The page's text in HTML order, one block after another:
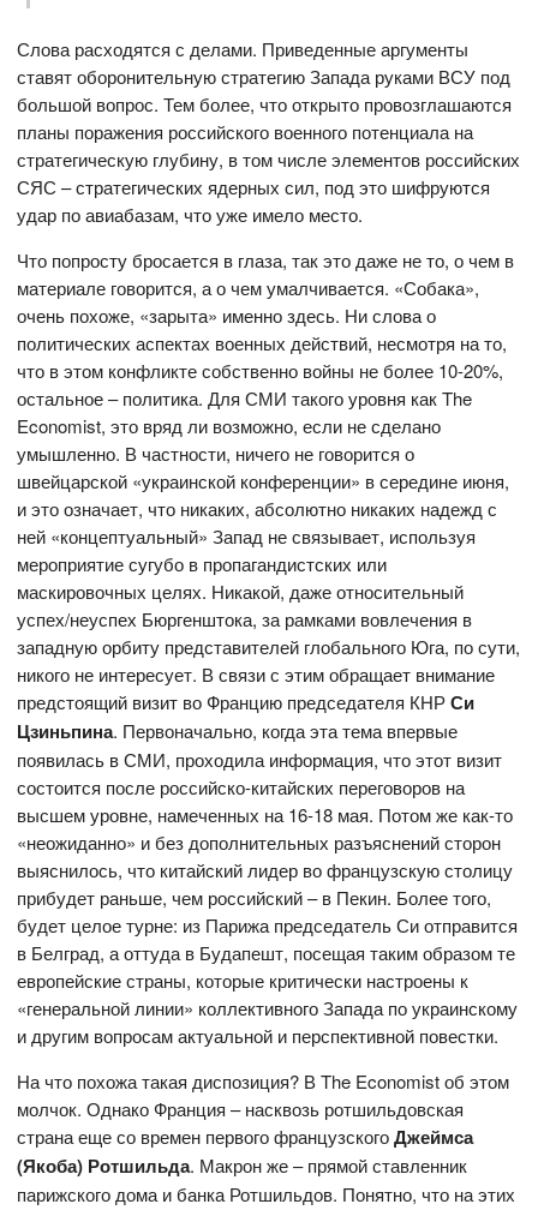
Слова расходятся с делами. Приведенные аргументы
ставят оборонительную стратегию Запада руками ВСУ под
большой вопрос. Тем более, что открыто провозглашаются
планы поражения российского военного потенциала на
стратегическую глубину, в том числе элементов российских
СЯС – стратегических ядерных сил, под это шифруются
удар по авиабазам, что уже имело место.
Что попросту бросается в глаза, так это даже не то, о чем в
материале говорится, а о чем умалчивается. «Собака»,
очень похоже, «зарыта» именно здесь. Ни слова о
политических аспектах военных действий, несмотря на то,
что в этом конфликте собственно войны не более 10-20%,
остальное – политика. Для СМИ такого уровня как The
Economist, это вряд ли возможно, если не сделано
умышленно. В частности, ничего не говорится о
швейцарской «украинской конференции» в середине июня,
и это означает, что никаких, абсолютно никаких надежд с
ней «концептуальный» Запад не связывает, используя
мероприятие сугубо в пропагандистских или
маскировочных целях. Никакой, даже относительный
успех/неуспех Бюргенштока, за рамками вовлечения в
западную орбиту представителей глобального Юга, по сути,
никого не интересует. В связи с этим обращает внимание
предстоящий визит во Францию председателя КНРСи
Цзиньпина. Первоначально, когда эта тема впервые
появилась в СМИ, проходила информация, что этот визит
состоится после российско-китайских переговоров на
высшем уровне, намеченных на 16-18 мая. Потом же как-то
«неожиданно» и без дополнительных разъяснений сторон
выяснилось, что китайский лидер во французскую столицу
прибудет раньше, чем российский – в Пекин. Более того,
будет целое турне: из Парижа председатель Си отправится
в Белград, а оттуда в Будапешт, посещая таким образом те
европейские страны, которые критически настроены к
«генеральной линии» коллективного Запада по украинскому
и другим вопросам актуальной и перспективной повестки.
На что похожа такая диспозиция? В The Economist об этом
молчок. Однако Франция – насквозь ротшильдовская
страна еще со времен первого французскогоДжеймса
(Якоба) Ротшильда. Макрон же – прямой ставленник
парижского дома и банка Ротшильдов. Понятно, что на этих